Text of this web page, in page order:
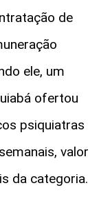
de
ele, um
ofertou
psiquiatras
valor
da categoria.